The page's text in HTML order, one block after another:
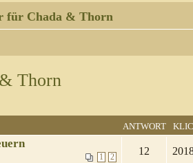
für Chada & Thorn
Thorn
ANTWORT
1 2
12